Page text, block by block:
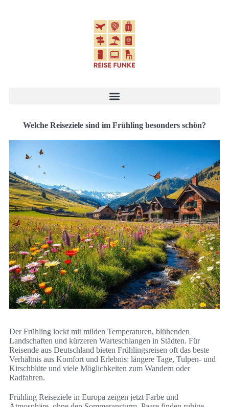
Welche Reiseziele sind im Frühling besonders schön?
Der Frühling lockt mit milden Temperaturen, blühenden
Landschaften und kürzeren Warteschlangen in Städten. Für
Reisende aus Deutschland bieten Frühlingsreisen oft das beste
Verhältnis aus Komfort und Erlebnis: längere Tage, Tulpen- und
Kirschblüte und viele Möglichkeiten zum Wandern oder
Radfahren.
Frühling Reiseziele in Europa zeigen jetzt Farbe und